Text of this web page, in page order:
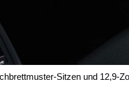
Sitzen und 12,9-